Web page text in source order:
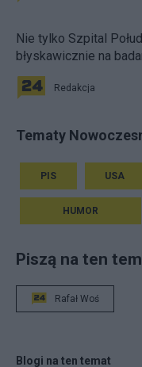
Nie tylko Szpital
błyskawicznie na
Redakcja
Tematy
PIS USA
HUMOR
Piszą na ten
Rafał Woś
Blogi na ten temat